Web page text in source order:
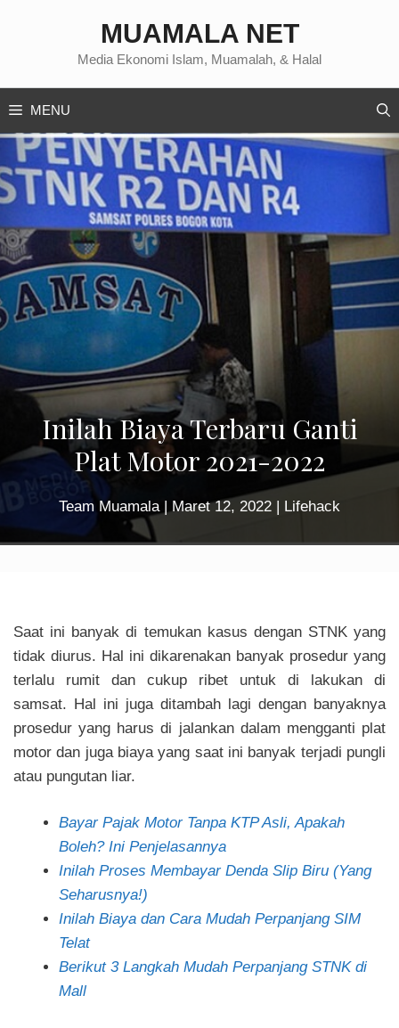
MUAMALA NET
Media Ekonomi Islam, Muamalah, & Halal
MENU
Inilah Biaya Terbaru Ganti
Plat Motor 2021-2022
Team Muamala | Maret 12, 2022 | Lifehack
Saat ini banyak di temukan kasus dengan STNK yang
tidak diurus. Hal ini dikarenakan banyak prosedur yang
terlalu rumit dan cukup ribet untuk di lakukan di
samsat. Hal ini juga ditambah lagi dengan banyaknya
prosedur yang harus di jalankan dalam mengganti plat
motor dan juga biaya yang saat ini banyak terjadi pungli
atau pungutan liar.
Bayar Pajak Motor Tanpa KTP Asli, Apakah
Boleh? Ini Penjelasannya
Inilah Proses Membayar Denda Slip Biru (Yang
Seharusnya!)
Inilah Biaya dan Cara Mudah Perpanjang SIM
Telat
Berikut 3 Langkah Mudah Perpanjang STNK di
Mall